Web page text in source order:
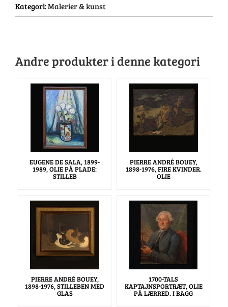
Kategori:Malerier & kunst
Andre produkter i denne kategori
EUGENE DE SALA, 1899-
1989, OLIE PÅ PLADE:
STILLEB
PIERRE ANDRÉ BOUEY,
1898-1976, FIRE KVINDER.
OLIE
PIERRE ANDRÉ BOUEY,
1898-1976, STILLEBEN MED
GLAS
1700-TALS
KAPTAJNSPORTRÆT, OLIE
PÅ LÆRRED. I BAGG